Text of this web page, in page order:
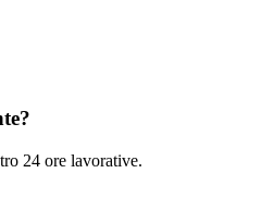
24 ore lavorative.